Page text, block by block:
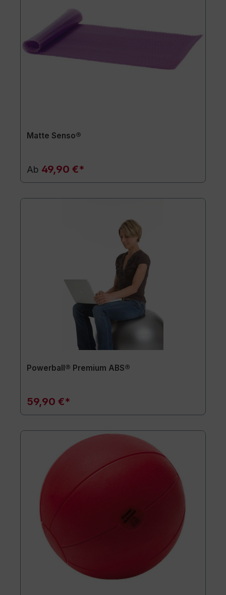
Matte Senso®
Ab 49,90 €*
Powerball® Premium ABS®
59,90 €*